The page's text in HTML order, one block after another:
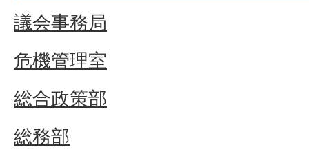
議会事務局
危機管理室
総合政策部
総務部